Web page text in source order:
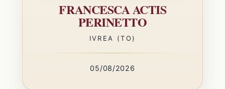
FRANCESCA ACTIS
PERINETTO
IVREA (TO)
05/08/2026